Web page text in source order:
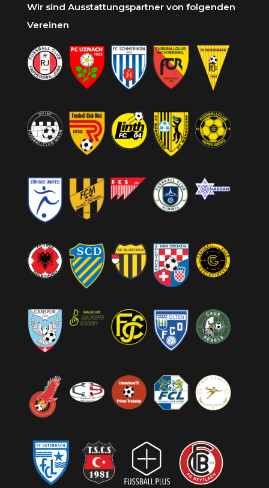
Wir sind Ausstattungspartner von folgenden
Vereinen